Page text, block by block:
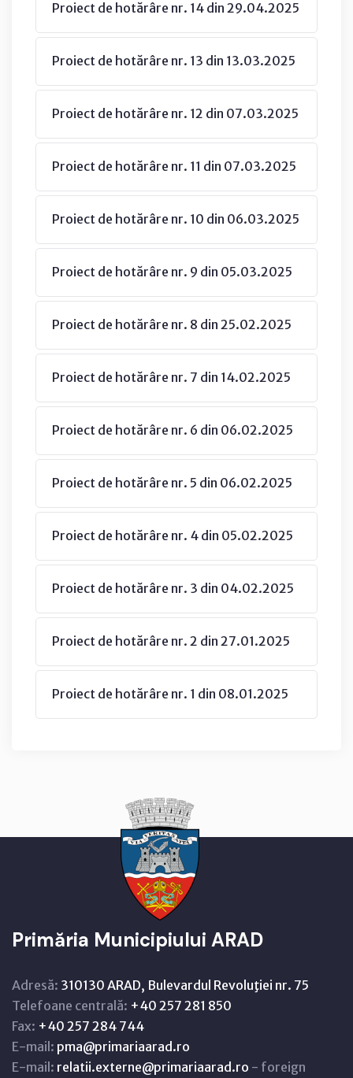
Proiect de hotărâre nr. 14 din 29.04.2025
Proiect de hotărâre nr. 13 din 13.03.2025
Proiect de hotărâre nr. 12 din 07.03.2025
Proiect de hotărâre nr. 11 din 07.03.2025
Proiect de hotărâre nr. 10 din 06.03.2025
Proiect de hotărâre nr. 9 din 05.03.2025
Proiect de hotărâre nr. 8 din 25.02.2025
Proiect de hotărâre nr. 7 din 14.02.2025
Proiect de hotărâre nr. 6 din 06.02.2025
Proiect de hotărâre nr. 5 din 06.02.2025
Proiect de hotărâre nr. 4 din 05.02.2025
Proiect de hotărâre nr. 3 din 04.02.2025
Proiect de hotărâre nr. 2 din 27.01.2025
Proiect de hotărâre nr. 1 din 08.01.2025
Primăria Municipiului ARAD
Adresă: 310130 ARAD, Bulevardul Revoluţiei nr. 75
Telefoane centrală: +40 257 281 850
Fax: +40 257 284 744
E-mail: pma@primariaarad.ro
E-mail: relatii.externe@primariaarad.ro - foreign